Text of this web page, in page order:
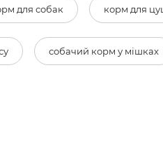
для собак корм для
собачий корм у мішках